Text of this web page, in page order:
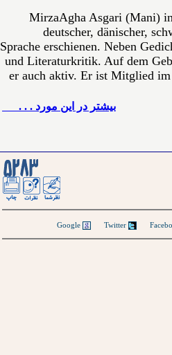
MirzaAgha Asgari (Mani)
deutscher, dänischer,
Sprache erschienen. Neben
und Literaturkritik. Auf dem
er auch aktiv. Er ist Mitglied
بيشتر در این مورد . . .
Twitter
Google